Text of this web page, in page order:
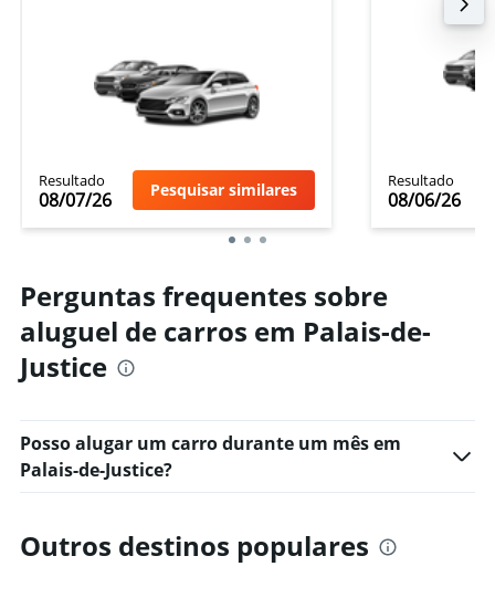
Resultado
08/07/26 Pesquisar similares Resultado
08/06/26
Perguntas frequentes sobre
aluguel de carros em Palais-de-
Justice
Posso alugar um carro durante um mês em
Palais-de-Justice?
Outros destinos populares